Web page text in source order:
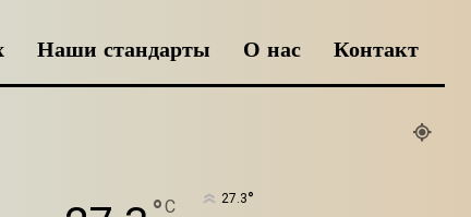
Наши стандарты О нас Контакт
C 27.3°